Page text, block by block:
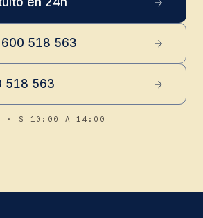
600 518 563
518 563
· S 10:00 A 14:00